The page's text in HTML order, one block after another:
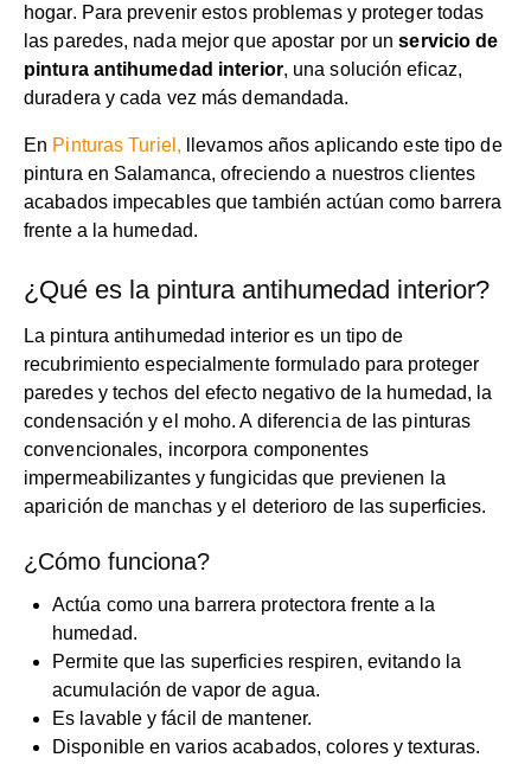
hogar. Para prevenir estos problemas y proteger todas
las paredes, nada mejor que apostar por unservicio de
pintura antihumedad interior, una solución eficaz,
duradera y cada vez más demandada.
En Pinturas Turiel, llevamos años aplicando este tipo de
pintura en Salamanca, ofreciendo a nuestros clientes
acabados impecables que también actúan como barrera
frente a la humedad.
¿Qué es la pintura antihumedad interior?
La pintura antihumedad interior es un tipo de
recubrimiento especialmente formulado para proteger
paredes y techos del efecto negativo de la humedad, la
condensación y el moho. A diferencia de las pinturas
convencionales, incorpora componentes
impermeabilizantes y fungicidas que previenen la
aparición de manchas y el deterioro de las superficies.
¿Cómo funciona?
Actúa como una barrera protectora frente a la
humedad.
Permite que las superficies respiren, evitando la
acumulación de vapor de agua.
Es lavable y fácil de mantener.
Disponible en varios acabados, colores y texturas.